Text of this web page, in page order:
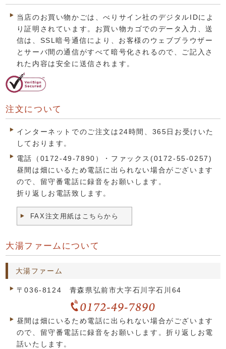
当店のお買い物かごは、べりサイン社のデジタルIDによ
り証明されています。お買い物カゴでのデータ入力、送
信は、SSL暗号通信により、お客様のウェブブラウザー
とサーバ間の通信がすべて暗号化されるので、ご記入さ
れた内容は安全に送信されます。
注文について
インターネットでのご注文は24時間、365日お受けいた
しております。
電話（0172-49-7890）・ファックス(0172-55-0257)
昼間は畑にいるため電話に出られない場合がございます
ので、留守番電話に録音をお願いします。
折り返しお電話致します。
FAX注文用紙はこちらから
大湯ファームについて
大湯ファーム
〒036-8124 青森県弘前市大字石川字石川64
昼間は畑にいるため電話に出られない場合がございます
ので、留守番電話に録音をお願いします。折り返しお電
話いたします。